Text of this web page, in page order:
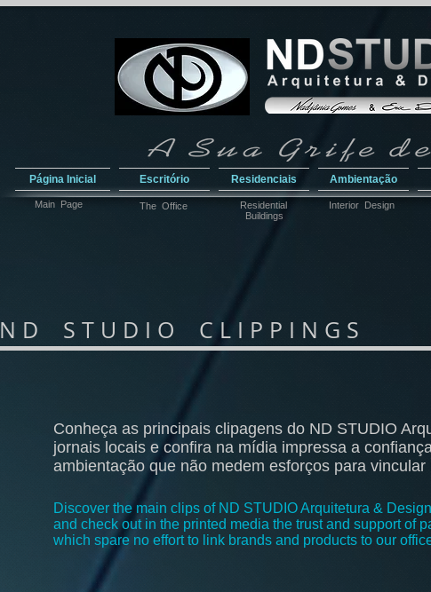
Página Inicial Escritório Residenciais Ambientação
Main Page The Office
Residential
Buildings
Interior Design
N D S T U D I O C L I P P I N G S
Conheça as principais clipagens do ND STUDIO
jornais locais e confira na mídia impressa a
ambientação que não medem esforços para
Discover the main clips of ND STUDIO Arquitetura &
and check out in the printed media the trust and support of
which spare no effort to link brands and products to our